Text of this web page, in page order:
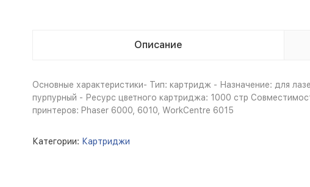
Описание
Основные характеристики- Тип: картридж - Назначение: для
пурпурный - Ресурс цветного картриджа: 1000 стр
принтеров: Phaser 6000, 6010, WorkCentre 6015
Категории: Картриджи